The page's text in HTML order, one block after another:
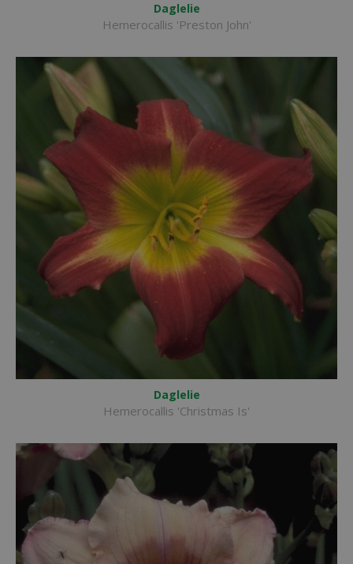
Daglelie
Hemerocallis 'Preston John'
Daglelie
Hemerocallis 'Christmas Is'